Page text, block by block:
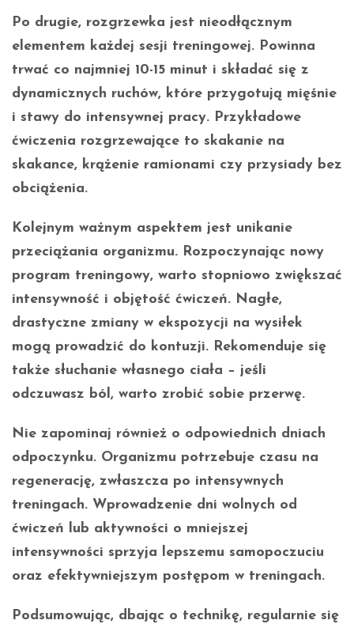
Po drugie, rozgrzewka jest nieodłącznym
elementem każdej sesji treningowej. Powinna
trwać co najmniej 10-15 minut i składać się z
dynamicznych ruchów, które przygotują mięśnie
i stawy do intensywnej pracy. Przykładowe
ćwiczenia rozgrzewające to skakanie na
skakance, krążenie ramionami czy przysiady bez
obciążenia.
Kolejnym ważnym aspektem jest unikanie
przeciążania organizmu. Rozpoczynając nowy
program treningowy, warto stopniowo zwiększać
intensywność i objętość ćwiczeń. Nagłe,
drastyczne zmiany w ekspozycji na wysiłek
mogą prowadzić do kontuzji. Rekomenduje się
także słuchanie własnego ciała – jeśli
odczuwasz ból, warto zrobić sobie przerwę.
Nie zapominaj również o odpowiednich dniach
odpoczynku. Organizmu potrzebuje czasu na
regenerację, zwłaszcza po intensywnych
treningach. Wprowadzenie dni wolnych od
ćwiczeń lub aktywności o mniejszej
intensywności sprzyja lepszemu samopoczuciu
oraz efektywniejszym postępom w treningach.
Podsumowując, dbając o technikę, regularnie się